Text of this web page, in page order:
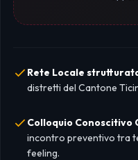
Rete Locale
distretti del Cantone
Colloquio Conoscitivo
incontro preventivo tra
feeling.